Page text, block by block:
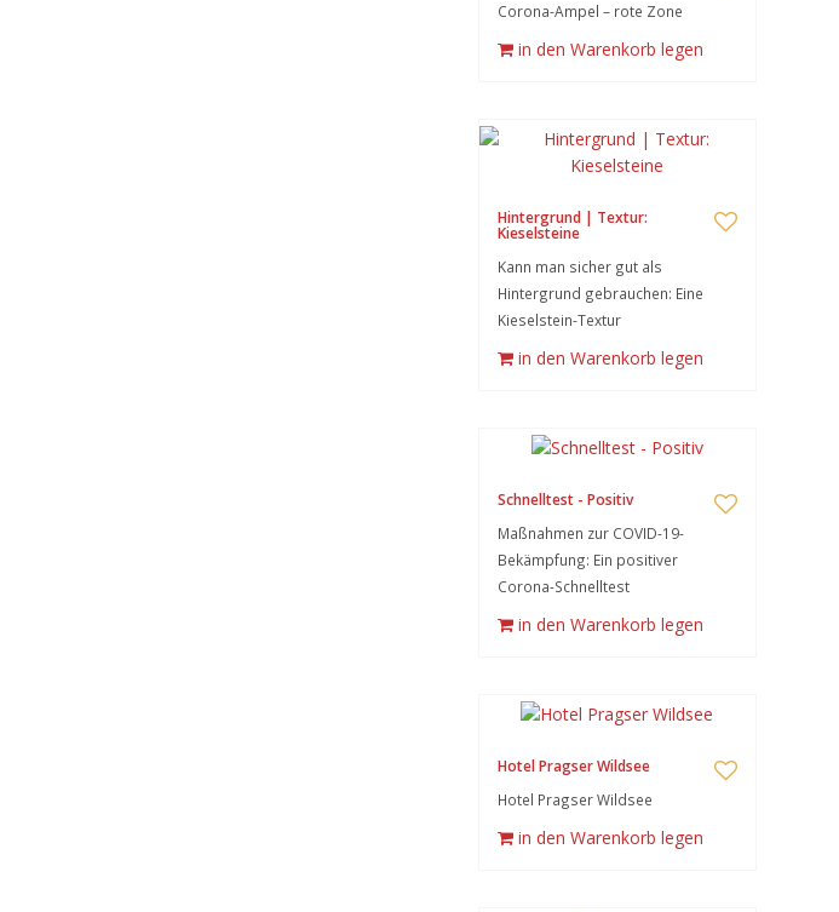
Corona-Ampel – rote Zone
in den Warenkorb legen
Hintergrund | Textur:
Kieselsteine
Kann man sicher gut als
Hintergrund gebrauchen: Eine
Kieselstein-Textur
in den Warenkorb legen
Schnelltest - Positiv
Maßnahmen zur COVID-19-
Bekämpfung: Ein positiver
Corona-Schnelltest
in den Warenkorb legen
Hotel Pragser Wildsee
Hotel Pragser Wildsee
in den Warenkorb legen